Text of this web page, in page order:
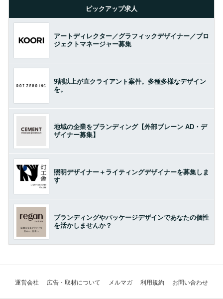
ピックアップ求人
アートディレクター／グラフィックデザイナー／プロ
ジェクトマネージャー募集
9割以上が直クライアント案件。多種多様なデザイン
を。
地域の企業をブランディング【外部ブレーン AD・デ
ザイナー募集】
照明デザイナー＋ライティングデザイナーを募集しま
す
ブランディングやパッケージデザインであなたの個性
を活かしませんか？
運営会社 広告・取材について メルマガ 利用規約 お問い合わせ